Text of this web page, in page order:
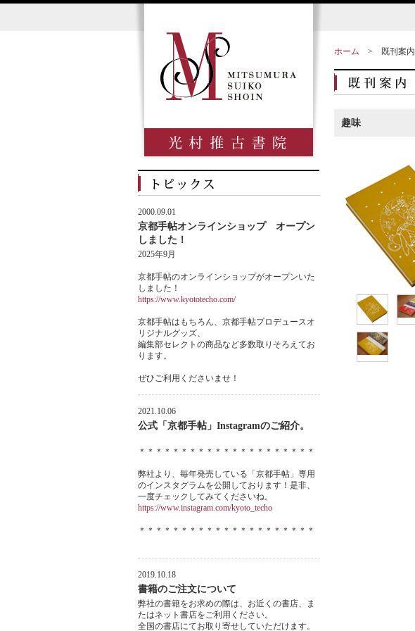
ホーム > 既刊案内
趣味
2000.09.01
京都手帖オンラインショップ オープン
しました！
2025年9月
京都手帖のオンラインショップがオープンいた
しました！
https://www.kyototecho.com/
京都手帖はもちろん、京都手帖プロデュースオ
リジナルグッズ、
編集部セレクトの商品など多数取りそろえてお
ります。
ぜひご利用くださいませ！
2021.10.06
公式「京都手帖」Instagramのご紹介。
＊＊＊＊＊＊＊＊＊＊＊＊＊＊＊＊＊＊＊＊＊
弊社より、毎年発売している「京都手帖」専用
のインスタグラムを公開しております！是非、
一度チェックしてみてくださいね。
https://www.instagram.com/kyoto_techo
＊＊＊＊＊＊＊＊＊＊＊＊＊＊＊＊＊＊＊＊＊
2019.10.18
書籍のご注文について
弊社の書籍をお求めの際は、お近くの書店、ま
たはネット書店をご利用ください。
全国の書店にてお取り寄せしていただけます。